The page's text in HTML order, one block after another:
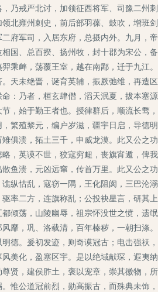
戒严北讨，加领征西将军、司豫二州
北雍州刺史，前后部羽葆、鼓吹，增班
府军司，入居东府，总摄内外。九月，
、总百揆、扬州牧，封十郡为宋公，
衅，荡覆王室，越在南鄙，迁于九江
天未绝晋，诞育英辅，振厥弛维，再造
乃者，桓玄肆僣，滔天泯夏，拔本塞
，始于勤王者也。授律群后，顺流长骛
繁殖黎元，编户岁滋，疆宇日启，导德
俱溃，拓土三千，申威龙漠。此又公之
，英谟不世，狡寇穷衄，丧旗宵遁，俾
鱼溃，元凶远窜，传首万里。此又公之
纵怙乱，寇窃一隅，王化阻阂，三巴沦
率二方，连旗称乱；公投袂星言，研其
倾荡，山陵幽辱，祖宗怀没世之愤，遗
靡，巩、洛载清，百年榛秽，一朝扫涤
。爰初发迹，则奇谟冠古；电击强祆
美化，盈塞区宇。是以绝域献琛，遐夷
，建侯胙土，褒以宠章，崇其徽物，
惟公道冠前烈，勋高振古，而殊典未饰